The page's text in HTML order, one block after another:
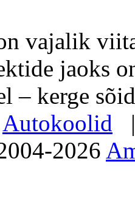
vajalik
jaoks
– kerge
Autokoolid
2026